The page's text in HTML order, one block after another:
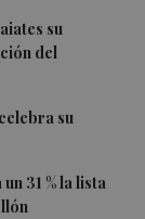
su
del
su
31 % la lista